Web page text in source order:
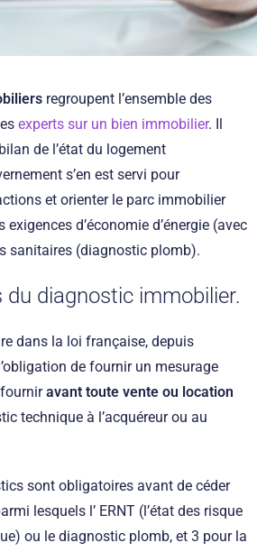
regroupent l’ensemble des
experts sur un bien immobilier. Il
de l’état du logement
s’en est servi pour
et orienter le parc immobilier
d’économie d’énergie (avec
sanitaires (diagnostic plomb).
du diagnostic immobilier.
dans la loi française, depuis
de fournir un mesurage
avant toute vente ou location
technique à l’acquéreur ou au
sont obligatoires avant de céder
lesquels l’ ERNT (l’état des risque
ou le diagnostic plomb, et 3 pour la